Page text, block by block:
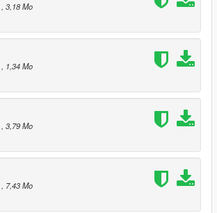
, 3,18 Mo
, 1,34 Mo
, 3,79 Mo
, 7,43 Mo